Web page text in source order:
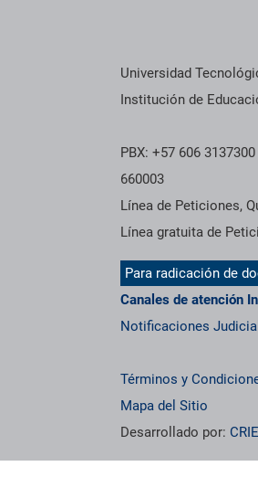
Universidad
Institución de
PBX: +57 606
660003
Línea de Peticiones,
Línea gratuita de
Para radicación de
Canales de atención
Notificaciones
Términos y
Mapa del Sitio
Desarrollado por: